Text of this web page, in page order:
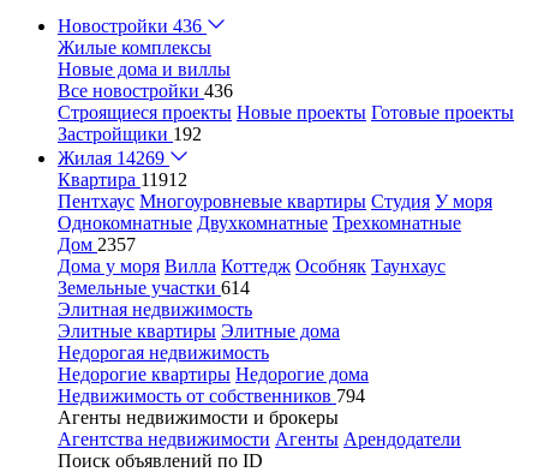
Новостройки 436
Жилые комплексы
Новые дома и виллы
Все новостройки 436
Строящиеся проекты Новые проекты Готовые проекты
Застройщики 192
Жилая 14269
Квартира 11912
Пентхаус Многоуровневые квартиры Студия У моря
Однокомнатные Двухкомнатные Трехкомнатные
Дом 2357
Дома у моря Вилла Коттедж Особняк Таунхаус
Земельные участки 614
Элитная недвижимость
Элитные квартиры Элитные дома
Недорогая недвижимость
Недорогие квартиры Недорогие дома
Недвижимость от собственников 794
Агенты недвижимости и брокеры
Агентства недвижимости Агенты Арендодатели
Поиск объявлений по ID